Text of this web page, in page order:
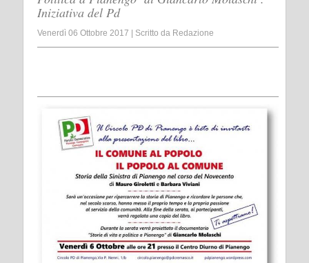
Iniziativa del Pd
Venerdì 06 Ottobre 2017 Scritto da Redazione